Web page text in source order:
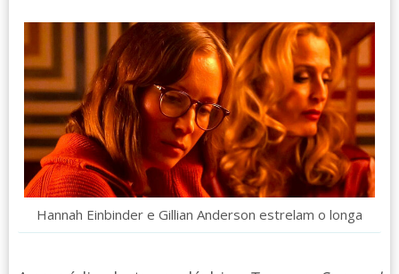
Hannah Einbinder e Gillian Anderson estrelam o longa